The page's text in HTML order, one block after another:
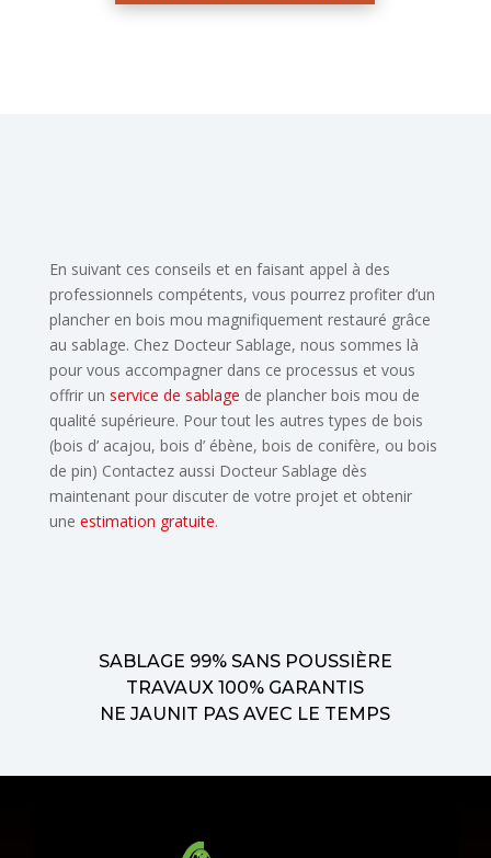
En suivant ces conseils et en faisant appel à des
professionnels compétents, vous pourrez profiter d’un
plancher en bois mou magnifiquement restauré grâce
au sablage. Chez Docteur Sablage, nous sommes là
pour vous accompagner dans ce processus et vous
offrir un service de sablage de plancher bois mou de
qualité supérieure. Pour tout les autres types de bois
(bois d’ acajou, bois d’ ébène, bois de conifère, ou bois
de pin) Contactez aussi Docteur Sablage dès
maintenant pour discuter de votre projet et obtenir
une estimation gratuite.
SABLAGE 99% SANS POUSSIÈRE
TRAVAUX 100% GARANTIS
NE JAUNIT PAS AVEC LE TEMPS